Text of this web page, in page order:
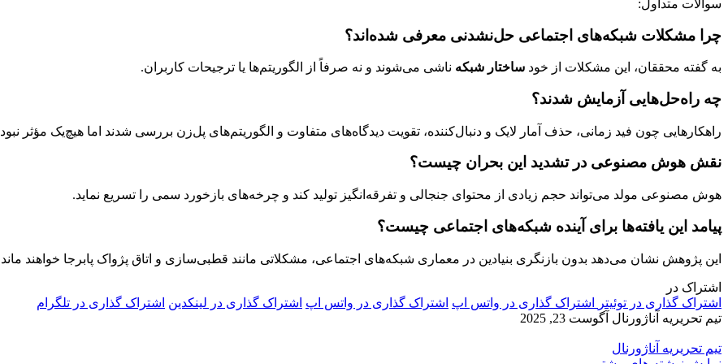
سوالات متداول:
چرا مشکلات شبکه‌های اجتماعی حل‌نشدنی معرفی شده‌اند؟
به گفته محققان، این مشکلات از خود ساختار شبکه ناشی می‌شوند و نه صرفاً از الگوریتم‌ها یا ترجیحات کاربران.
چه راه‌حل‌هایی آزمایش شدند؟
راهکارهایی چون فید زمانی، حذف آمار لایک و دنبال‌کننده، تقویت دیدگاه‌های متفاوت و الگوریتم‌های پل‌زن بررسی شدند اما هیچ‌یک مؤثر
نقش هوش مصنوعی در تشدید این بحران چیست؟
هوش مصنوعی مولد می‌تواند حجم زیادی از محتوای جنجالی و تفرقه‌انگیز تولید کند و چرخه‌های بازخورد سمی را تسریع نماید.
پیامد این یافته‌ها برای آینده شبکه‌های اجتماعی چیست؟
این پژوهش نشان می‌دهد بدون بازنگری بنیادین در معماری شبکه‌های اجتماعی، مشکلاتی مانند قطبی‌سازی و اتاق پژواک پابرجا خواهند
اشتراک در
اشتراک گذاری در توئیتر
اشتراک گذاری در واتس اپ اشتراک گذاری در واتس اپ اشتراک گذاری در لینکدین اشتراک گذاری در تلگرام
تیم تحریریه آناژورنال آگوست 23, 2025
تیم تحریریه آناژورنال